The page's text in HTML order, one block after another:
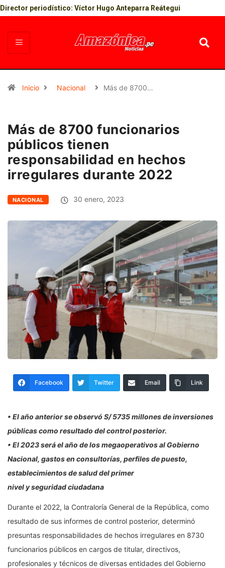
Director periodístico: Víctor Hugo Anteparra Reátegui
Inicio Nacional Más de 8700…
Más de 8700 funcionarios
públicos tienen
responsabilidad en hechos
irregulares durante 2022
NACIONAL 30 enero, 2023
Facebook Twitter Email Link
• El año anterior se observó S/ 5735 millones de inversiones
públicas como resultado del control posterior.
• El 2023 será el año de los megaoperativos al Gobierno
Nacional, gastos en consultorías, perfiles de puesto,
establecimientos de salud del primer
nivel y seguridad ciudadana
Durante el 2022, la Contraloría General de la República, como
resultado de sus informes de control posterior, determinó
presuntas responsabilidades de hechos irregulares en 8730
funcionarios públicos en cargos de titular, directivos,
profesionales y técnicos de diversas entidades del Gobierno